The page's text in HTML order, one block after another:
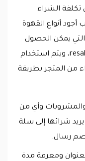
الشراء
أنواع القهوة
يمكن الحصول
عليها بخصومات هائلة مع كود خصم resal، ويتم استخدام
من المتجر بطريقة
والمشروبات وأي من
شرائها إلى سلة
رسال.
ومعرفة مدة